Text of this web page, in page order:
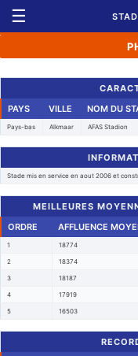
☰
PAYS
VILLE NOM DU
Pays-bas Alkmaar AFAS Stadion
Stade mis en service en aout 2006 et
MEILLEURES
ORDRE
AFFLUENCE
1 18774
2 18374
3 18187
4 17919
5 16503